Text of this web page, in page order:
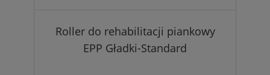
Roller do rehabilitacji piankowy
EPP Gładki-Standard